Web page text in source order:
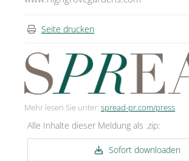
Seite drucken
Mehr lesen Sie unter: spread-pr.com/press
Alle Inhalte dieser Meldung als .zip:
Sofort downloaden